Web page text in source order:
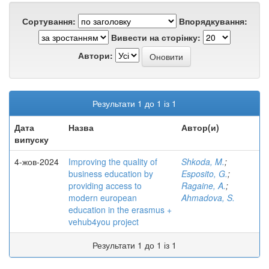
Сортування:
Впорядкування:
Вивести на сторінку:
Автори:
Результати 1 до 1 із 1
Дата
випуску
Назва Автор(и)
4-жов-2024
Improving the quality of
business education by
providing access to
modern european
education in the erasmus +
vehub4you project
Shkoda, M.;
Esposito, G.;
Ragaine, A.;
Ahmadova, S.
Результати 1 до 1 із 1